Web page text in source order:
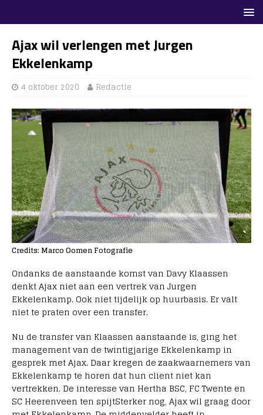
Ajax wil verlengen met Jurgen
Ekkelenkamp
4 oktober 2020 Redactie
Credits: Marco Oomen Fotografie
Ondanks de aanstaande komst van Davy Klaassen
denkt Ajax niet aan een vertrek van Jurgen
Ekkelenkamp. Ook niet tijdelijk op huurbasis. Er valt
niet te praten over een transfer.
Nu de transfer van Klaassen aanstaande is, ging het
management van de twintigjarige Ekkelenkamp in
gesprek met Ajax. Daar kregen de zaakwaarnemers van
Ekkelenkamp te horen dat hun client niet kan
vertrekken. De interesse van Hertha BSC, FC Twente en
SC Heerenveen ten spijtSterker nog, Ajax wil graag door